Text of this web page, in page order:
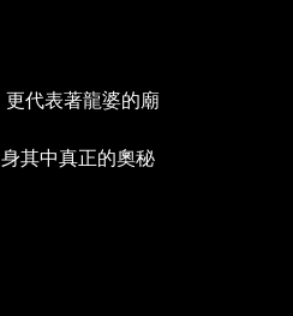
代表著龍婆的廟
其中真正的奧秘